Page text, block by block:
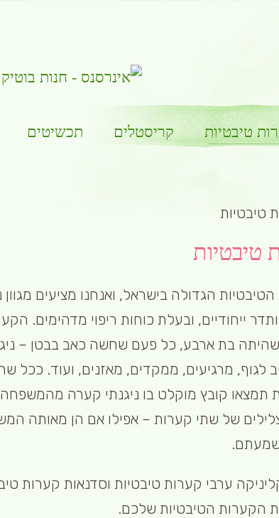
טיבטיות קריסטלים תכשיטים
טיבטיות
טיבטיות
הטיבטיות הגדולה בישראל, ואנחנו מציעים
ייחודיים, ובעלת כוחות ריפוי מדהימים.
שהיתה בת ארבע, כל פעם שחשה כאב בבטן –
מרגיעים, ממקדים, מאזנים, ועוד. ככל
תמצאו קובץ מוקלט בו ניגנתי קערה
של שתי קערות – אפילו אם הן מאותה
ערבי קערות טיבטיות וסדנאות
הקערות הטיבטיות שלכם.